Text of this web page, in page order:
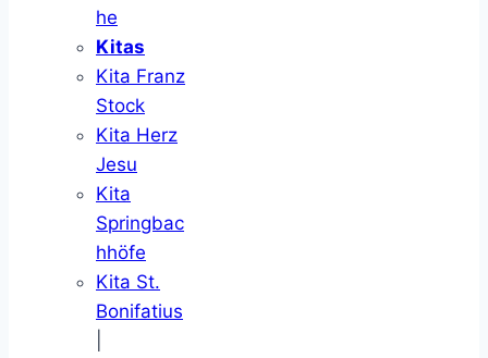
he
Kitas
Kita Franz
Stock
Kita Herz
Jesu
Kita
Springbac
hhöfe
Kita St.
Bonifatius